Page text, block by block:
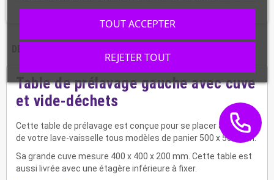
Table de prélavage gauche avec cuve
et vide-déchets
Cette table de prélavage est conçue pour se placer à gauche
de votre lave-vaisselle tous modèles de panier 500 x 500 mm.
Sa grande cuve mesure 400 x 400 x 200 mm. Cette table est
aussi livrée avec une étagère inférieure à fixer.
REJETER TOUT
TOUT ACCEPTER